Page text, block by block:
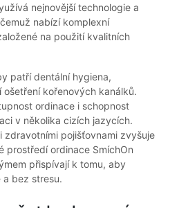
nejnovější technologie a
nabízí komplexní
na použití kvalitních
patří dentální hygiena,
kořenových kanálků.
ordinace i schopnost
v několika cizích jazycích.
zdravotními pojišťovnami zvyšuje
prostředí ordinace SmíchOn
přispívají k tomu, aby
bez stresu.